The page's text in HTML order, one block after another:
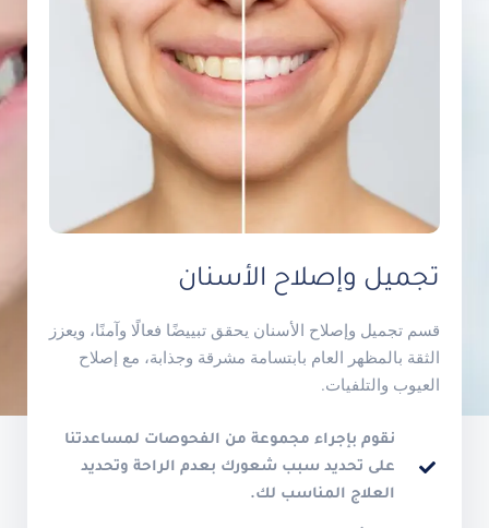
تجميل وإصلاح الأسنان
قسم تجميل وإصلاح الأسنان يحقق تبييضًا فعالًا وآمنًا، ويعزز
الثقة بالمظهر العام بابتسامة مشرقة وجذابة، مع إصلاح
العيوب والتلفيات.
نقوم بإجراء مجموعة من الفحوصات لمساعدتنا
على تحديد سبب شعورك بعدم الراحة وتحديد
العلاج المناسب لك.